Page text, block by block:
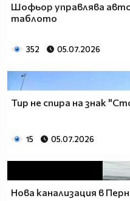
Шофьор управлява
таблото
352 05.07.2026
Тир не спира на знак
15 05.07.2026
Нова канализация в